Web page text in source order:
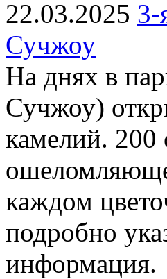
22.03.2025 3-
Сучжоу
На днях в
Сучжоу)
камелий. 200
каждом
подробно
информация.